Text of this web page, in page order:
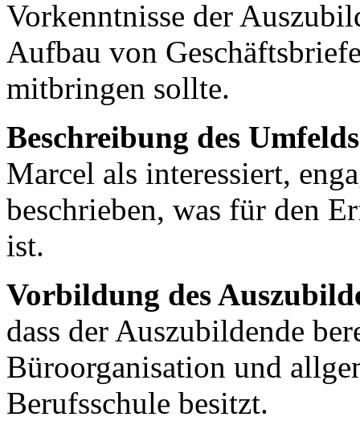
Vorkenntnisse der
Aufbau von
mitbringen sollte.
Beschreibung des
Marcel als interessiert,
beschrieben, was für den
ist.
Vorbildung des
dass der Auszubildende
Büroorganisation und
Berufsschule besitzt.